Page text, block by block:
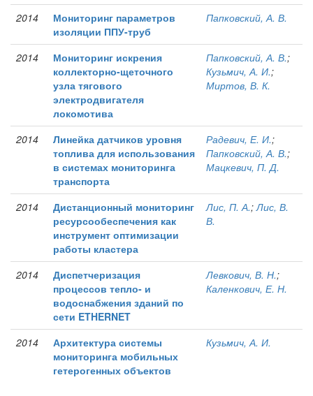
2014
Мониторинг параметров
изоляции ППУ-труб
Папковский, А. В.
2014
Мониторинг искрения
коллекторно-щеточного
узла тягового
электродвигателя
локомотива
Папковский, А. В.;
Кузьмич, А. И.;
Миртов, В. К.
2014
Линейка датчиков уровня
топлива для использования
в системах мониторинга
транспорта
Радевич, Е. И.;
Папковский, А. В.;
Мацкевич, П. Д.
2014
Дистанционный мониторинг
ресурсообеспечения как
инструмент оптимизации
работы кластера
Лис, П. А.;Лис, В.
В.
2014
Диспетчеризация
процессов тепло- и
водоснабжения зданий по
сети ETHERNET
Левкович, В. Н.;
Каленкович, Е. Н.
2014
Архитектура системы
мониторинга мобильных
гетерогенных объектов
Кузьмич, А. И.